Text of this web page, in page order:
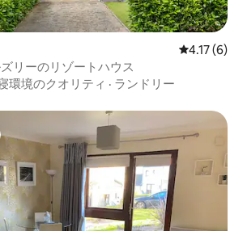
レビュー6
4.17 (6)
リーのリゾートハウス
環境のクオリティ · ランドリー